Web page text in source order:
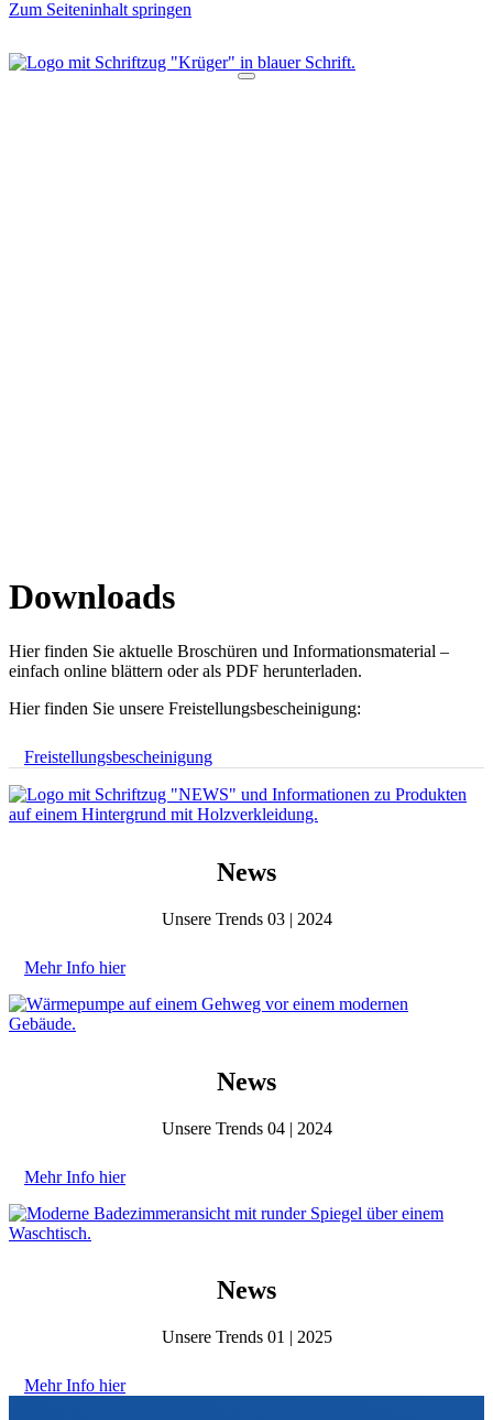
Zum Seiteninhalt springen
Downloads
Hier finden Sie aktuelle Broschüren und Informationsmaterial –
einfach online blättern oder als PDF herunterladen.
Hier finden Sie unsere Freistellungsbescheinigung:
Freistellungsbescheinigung
News
Unsere Trends 03 | 2024
Mehr Info hier
News
Unsere Trends 04 | 2024
Mehr Info hier
News
Unsere Trends 01 | 2025
Mehr Info hier